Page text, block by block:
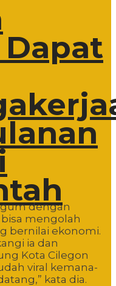
dengan
mengolah
bernilai ekonomi.
ia dan
Kota Cilegon
viral kemana-
kata dia.